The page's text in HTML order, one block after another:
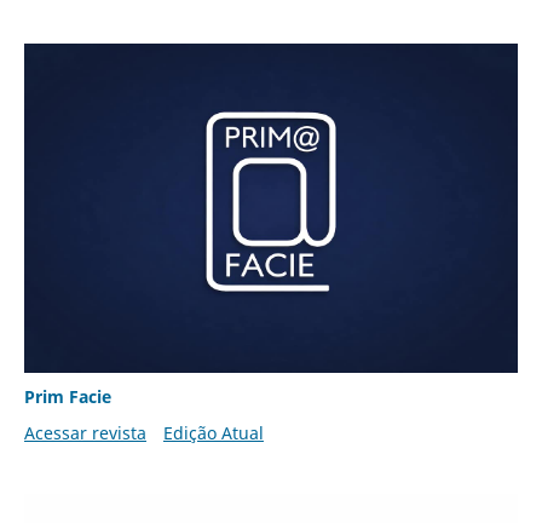
Prim Facie
Acessar revista
Edição Atual